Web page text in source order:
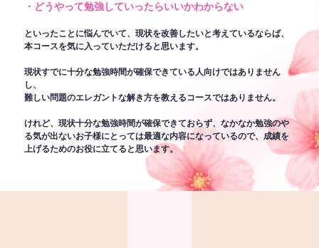
・どうやって勉強していったらいいかわからない
といったことに悩んでいて、現状を改善したいと考えているならば、
本コースを気に入っていただけると思います。
現状すでに十分な勉強時間が確保できている人向けではありません
し、
難しい問題のエレガントな解き方を教えるコースではありません。
けれど、現状十分な勉強時間が確保できておらず、なかなか勉強のや
る気が出ないお子様にとっては最適な内容になっているので、成績を
上げるためのお役に立てると思います。